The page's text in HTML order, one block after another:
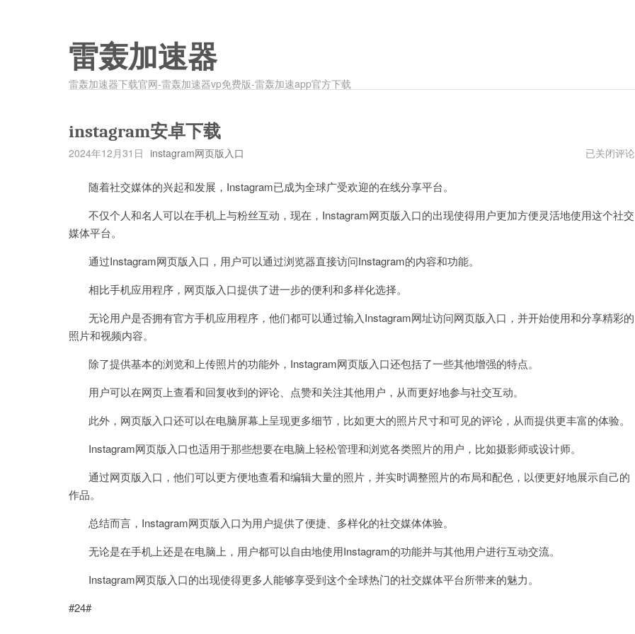
雷轰加速器
雷轰加速器下载官网-雷轰加速器vp免费版-雷轰加速app官方下载
instagram安卓下载
2024年12月31日 instagram网页版入口
instagram
已关闭评论
随着社交媒体的兴起和发展，Instagram已成为全球广受欢迎的在线分享平台。
不仅个人和名人可以在手机上与粉丝互动，现在，Instagram网页版入口的出现使得用户更加方便灵活地使用这个社交
媒体平台。
通过Instagram网页版入口，用户可以通过浏览器直接访问Instagram的内容和功能。
相比手机应用程序，网页版入口提供了进一步的便利和多样化选择。
无论用户是否拥有官方手机应用程序，他们都可以通过输入Instagram网址访问网页版入口，并开始使用和分享精彩的
照片和视频内容。
除了提供基本的浏览和上传照片的功能外，Instagram网页版入口还包括了一些其他增强的特点。
用户可以在网页上查看和回复收到的评论、点赞和关注其他用户，从而更好地参与社交互动。
此外，网页版入口还可以在电脑屏幕上呈现更多细节，比如更大的照片尺寸和可见的评论，从而提供更丰富的体验。
Instagram网页版入口也适用于那些想要在电脑上轻松管理和浏览各类照片的用户，比如摄影师或设计师。
通过网页版入口，他们可以更方便地查看和编辑大量的照片，并实时调整照片的布局和配色，以便更好地展示自己的
作品。
总结而言，Instagram网页版入口为用户提供了便捷、多样化的社交媒体体验。
无论是在手机上还是在电脑上，用户都可以自由地使用Instagram的功能并与其他用户进行互动交流。
Instagram网页版入口的出现使得更多人能够享受到这个全球热门的社交媒体平台所带来的魅力。
#24#